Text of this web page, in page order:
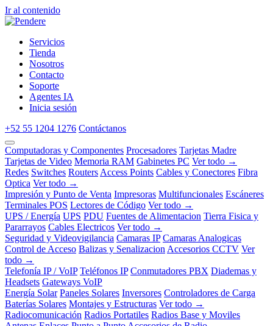
Ir al contenido
Servicios
Tienda
Nosotros
Contacto
Soporte
Agentes IA
Inicia sesión
+52 55 1204 1276 Contáctanos
Computadoras y Componentes Procesadores Tarjetas Madre
Tarjetas de Video Memoria RAM Gabinetes PC Ver todo →
Redes Switches Routers Access Points Cables y Conectores Fibra
Optica Ver todo →
Impresión y Punto de Venta Impresoras Multifuncionales Escáneres
Terminales POS Lectores de Código Ver todo →
UPS / Energía UPS PDU Fuentes de Alimentacion Tierra Fisica y
Pararrayos Cables Electricos Ver todo →
Seguridad y Videovigilancia Camaras IP Camaras Analogicas
Control de Acceso Balizas y Senalizacion Accesorios CCTV Ver
todo →
Telefonía IP / VoIP Teléfonos IP Conmutadores PBX Diademas y
Headsets Gateways VoIP
Energía Solar Paneles Solares Inversores Controladores de Carga
Baterías Solares Montajes y Estructuras Ver todo →
Radiocomunicación Radios Portatiles Radios Base y Moviles